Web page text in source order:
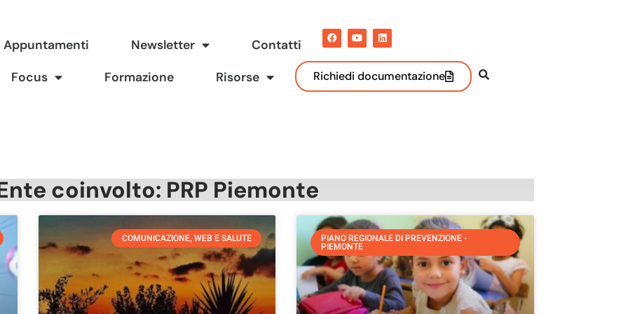
Appuntamenti Newsletter Contatti
Focus Formazione Risorse Richiedi documentazione
coinvolto: PRP Piemonte
COMUNICAZIONE, WEB E SALUTE
PIANO REGIONALE DI PREVENZIONE -
PIEMONTE